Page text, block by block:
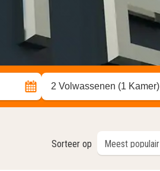
2 Volwassenen (1 Kamer)
Sorteer op